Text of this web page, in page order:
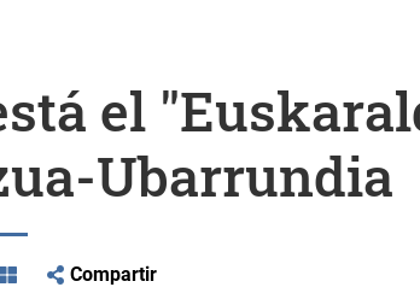
el
Ubarrundia
Compartir